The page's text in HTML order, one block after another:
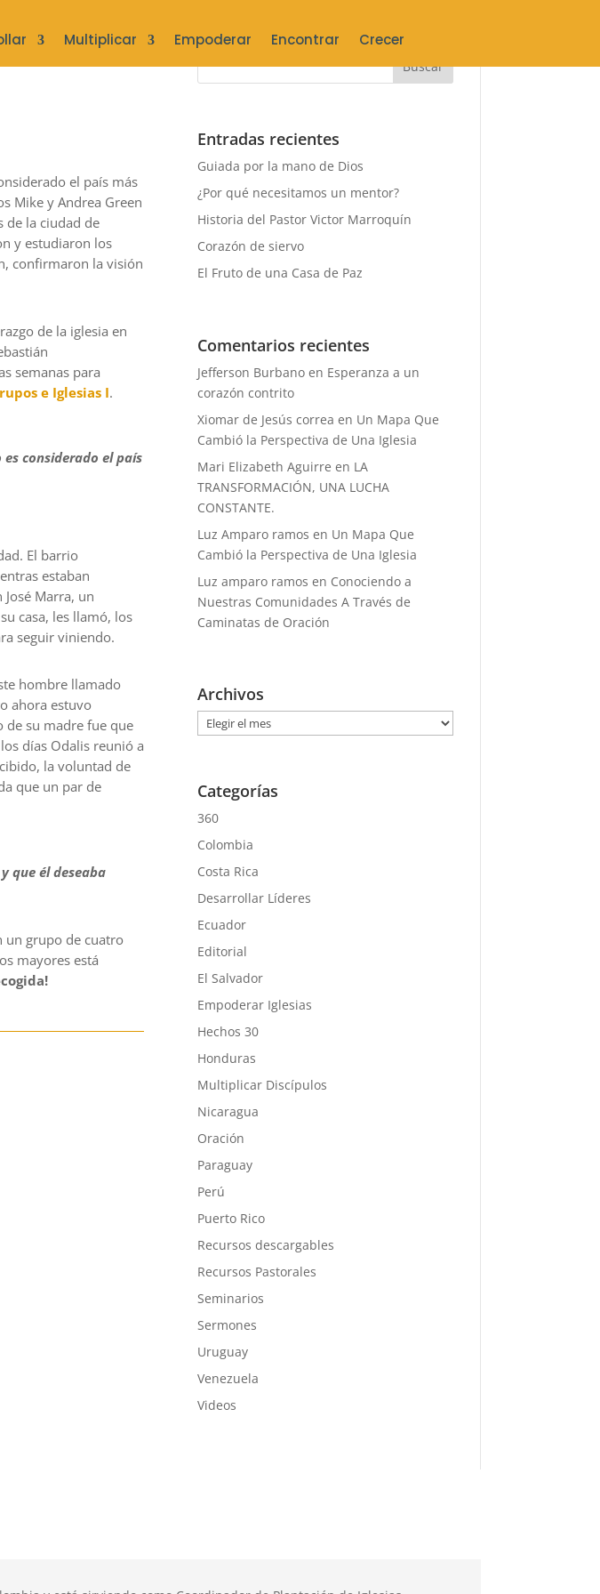
Multiplicar Empoderar Encontrar Crecer
el país más
Mike y Andrea Green
de la ciudad de
y estudiaron los
confirmaron la visión
de la iglesia en
semanas para
e Iglesias I.
es considerado el país
El barrio
estaban
José Marra, un
casa, les llamó, los
seguir viniendo.
hombre llamado
ahora estuvo
de su madre fue que
días Odalis reunió a
la voluntad de
que un par de
que él deseaba
un grupo de cuatro
mayores está
Entradas recientes
Guiada por la mano de Dios
¿Por qué necesitamos un mentor?
Historia del Pastor Victor Marroquín
Corazón de siervo
El Fruto de una Casa de Paz
Comentarios recientes
Jefferson Burbanoen Esperanza a un
corazón contrito
Xiomar de Jesús correa en Un Mapa Que
Cambió la Perspectiva de Una Iglesia
Mari Elizabeth Aguirre en LA
TRANSFORMACIÓN, UNA LUCHA
CONSTANTE.
Luz Amparo ramos en Un Mapa Que
Cambió la Perspectiva de Una Iglesia
Luz amparo ramos en Conociendo a
Nuestras Comunidades A Través de
Caminatas de Oración
Archivos
Archivos
Categorías
360
Colombia
Costa Rica
Desarrollar Líderes
Ecuador
Editorial
El Salvador
Empoderar Iglesias
Hechos 30
Honduras
Multiplicar Discípulos
Nicaragua
Oración
Paraguay
Perú
Puerto Rico
Recursos descargables
Recursos Pastorales
Seminarios
Sermones
Uruguay
Venezuela
Videos